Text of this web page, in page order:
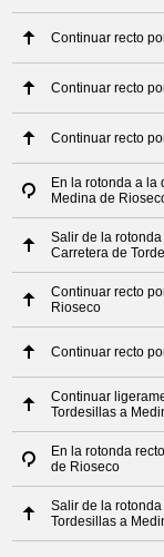
Continuar recto
Continuar recto
Continuar recto
En la rotonda a la
Medina de
Salir de la
Carretera de
Continuar recto
Rioseco
Continuar recto
Continuar
Tordesillas a
En la rotonda
de Rioseco
Salir de la
Tordesillas a